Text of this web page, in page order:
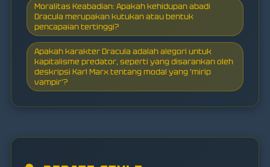
Moralitas Keabadian: Apakah kehidupan abadi
Dracula merupakan kutukan atau bentuk
pencapaian tertinggi?
Apakah karakter Dracula adalah alegori untuk
kapitalisme predator, seperti yang disarankan oleh
deskripsi Karl Marx tentang modal yang 'mirip
vampir'?